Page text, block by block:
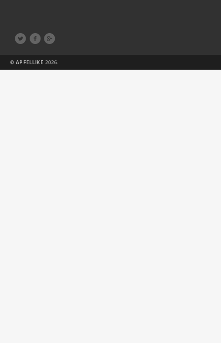
  
©APFELLIKE 2026.